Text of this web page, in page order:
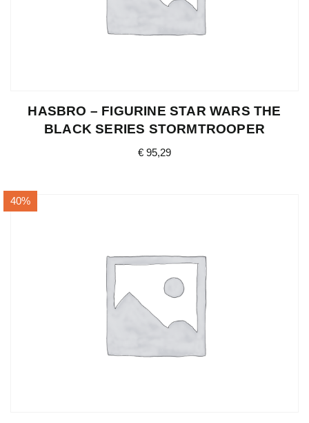
HASBRO – FIGURINE STAR WARS THE
BLACK SERIES STORMTROOPER
€ 95,29
40%